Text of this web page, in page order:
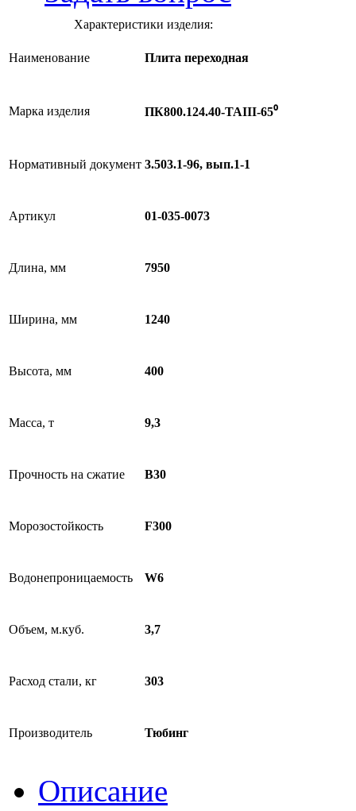
Характеристики изделия:
Наименование Плита переходная
Марка изделия ПК800.124.40-ТАIII-65⁰
Нормативный документ 3.503.1-96, вып.1-1
Артикул 01-035-0073
Длина, мм 7950
Ширина, мм 1240
Высота, мм 400
Масса, т 9,3
Прочность на сжатие B30
Морозостойкость F300
Водонепроницаемость W6
Объем, м.куб. 3,7
Расход стали, кг 303
Производитель Тюбинг
Описание